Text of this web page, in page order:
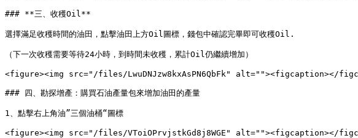
### **三、收穫Oil**
選擇滿足收穫時間的油田，點擊油田上方Oil圖標，錢包中確認完畢即可收穫Oil.
（下一次收穫需要等待24小時，到時間未收穫，累計Oil仍繼續增加）
<figure><img src="/files/LwuDNJzw8kxAsPN6QbFk" alt=""><figcaption></
### 四、勘探增產：購買石油產量包來增加油田的產量
1、點擊右上角油”三個油桶“圖標
<figure><img src="/files/VToiOPrvjstkGd8j8WGE" alt=""><figcaption></